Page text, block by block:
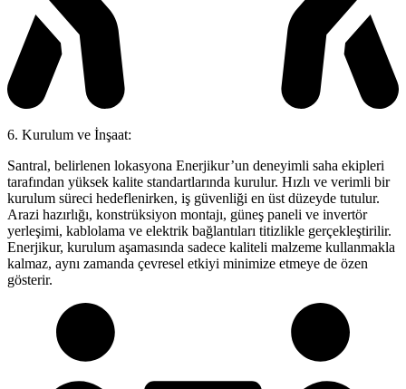
6. Kurulum ve İnşaat:
Santral, belirlenen lokasyona Enerjikur’un deneyimli saha ekipleri
tarafından yüksek kalite standartlarında kurulur. Hızlı ve verimli bir
kurulum süreci hedeflenirken, iş güvenliği en üst düzeyde tutulur.
Arazi hazırlığı, konstrüksiyon montajı, güneş paneli ve invertör
yerleşimi, kablolama ve elektrik bağlantıları titizlikle gerçekleştirilir.
Enerjikur, kurulum aşamasında sadece kaliteli malzeme kullanmakla
kalmaz, aynı zamanda çevresel etkiyi minimize etmeye de özen
gösterir.